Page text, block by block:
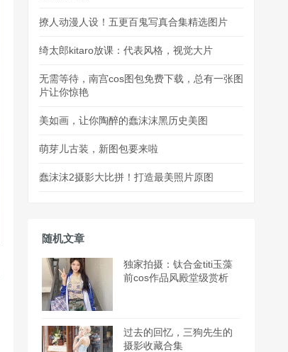
撩人动漫人设！五更百鬼写真合集精选图片
绮太郎kitaro放课：代表风格，视觉大片
无需等待，南宫cos图包免费下载，总有一张图
片让你惊艳
美如画，让你陶醉的蠢沫沫黑历史美图
萌芽儿古装，新图包要来啦
蠢沫沫2摄影大比拼！打造最美照片原图
随机文章
独家拍摄：钛合金titi玉藻
前cos作品风殿堂级赏析
过去的回忆，三狗先生的
摄影收藏合集